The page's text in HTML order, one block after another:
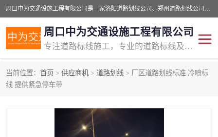
周口中为交通设施工程有限公司是一家洛阳道路划线公司、郑州道路划线公司、平顶山道路车位划线公司、开封车位划线公司、许昌道路车位划线公司、漯河道路车位划线公司，公司始终坚持“诚信、匠心、专注”的宗旨；我们的经营理念是：的服务。
周口中为交通设施工程有限公司
专注道路标线施工，专业的道路标线及交通设施施工服务商!
当前位置： 首页 > 供应商机 > 道路划线 > 厂区道路划线标准 冷喷标
线 提供紧急停车带
交通道路标线
道路标线划线 马路标线
道路划线